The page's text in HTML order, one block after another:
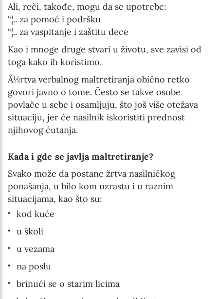
Ali, reči, takođe, mogu da se upotrebe:
“¦.. za pomoć i podršku
“¦.. za vaspitanje i zaštitu dece
Kao i mnoge druge stvari u životu, sve zavisi od
toga kako ih koristimo.
Å½rtva verbalnog maltretiranja obično retko
govori javno o tome. Često se takve osobe
povlače u sebe i osamljuju, što još više otežava
situaciju, jer će nasilnik iskoristiti prednost
njihovog ćutanja.
Kada i gde se javlja maltretiranje?
Svako može da postane žrtva nasilničkog
ponašanja, u bilo kom uzrastu i u raznim
situacijama, kao što su:
kod kuće
u školi
u vezama
na poslu
brinući se o starim licima
Birthday
MM / DD
Language preference
Serbian
English
Interests
Online education
The Early Years Blog
Program updates
I agree with Privacy Policy